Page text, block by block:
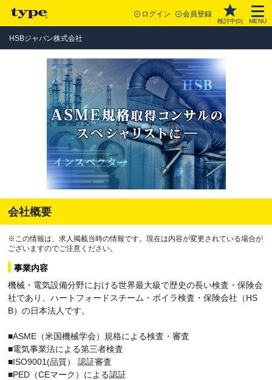
ログイン 会員登録
検討中(0) MENU
HSBジャパン株式会社
会社概要
※この情報は、求人掲載当時の情報です。現在は内容が変更されている場合が
ございますのでご注意ください。
事業内容
機械・電気設備分野における世界最大級で歴史の長い検査・保険会
社であり、ハートフォードスチーム・ボイラ検査・保険会社（HS
B）の日本法人です。
■ASME（米国機械学会）規格による検査・審査
■電気事業法による第三者検査
■ISO9001(品質） 認証審査
■PED（CEマーク）による認証